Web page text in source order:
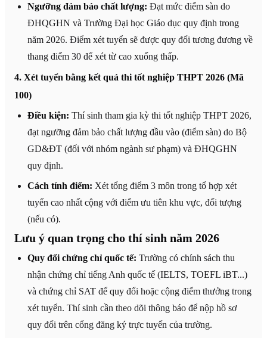
Ngưỡng đảm bảo chất lượng: Đạt mức điểm sàn do
ĐHQGHN và Trường Đại học Giáo dục quy định trong
năm 2026. Điểm xét tuyển sẽ được quy đổi tương đương về
thang điểm 30 để xét từ cao xuống thấp.
4. Xét tuyển bằng kết quả thi tốt nghiệp THPT 2026 (Mã
100)
Điều kiện: Thí sinh tham gia kỳ thi tốt nghiệp THPT 2026,
đạt ngưỡng đảm bảo chất lượng đầu vào (điểm sàn) do Bộ
GD&ĐT (đối với nhóm ngành sư phạm) và ĐHQGHN
quy định.
Cách tính điểm: Xét tổng điểm 3 môn trong tổ hợp xét
tuyển cao nhất cộng với điểm ưu tiên khu vực, đối tượng
(nếu có).
Lưu ý quan trọng cho thí sinh năm 2026
Quy đổi chứng chỉ quốc tế: Trường có chính sách thu
nhận chứng chỉ tiếng Anh quốc tế (IELTS, TOEFL iBT...)
và chứng chỉ SAT để quy đổi hoặc cộng điểm thưởng trong
xét tuyển. Thí sinh cần theo dõi thông báo để nộp hồ sơ
quy đổi trên cổng đăng ký trực tuyến của trường.